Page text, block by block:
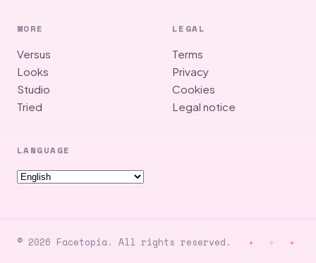
MORE
Versus
Looks
Studio
Tried
LEGAL
Terms
Privacy
Cookies
Legal notice
LANGUAGE
© 2026 Facetopia. All rights reserved. ✦ ✧ ✦